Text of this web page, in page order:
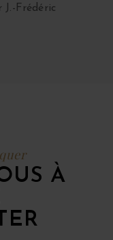
J.-Frédéric
À